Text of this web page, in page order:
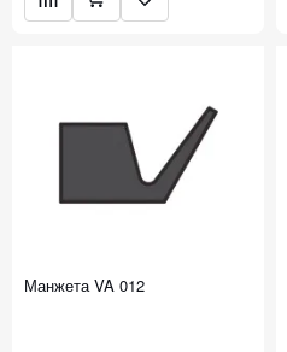
Манжета VA 012